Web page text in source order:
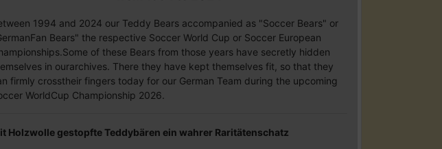
1994 and 2024 our Teddy Bears accompanied as "Soccer Bears" or
Bears" the respective Soccer World Cup or Soccer European
of these Bears from those years have secretly hidden
in ourarchives. There they have kept themselves fit, so that they
firmly crosstheir fingers today for our German Team during the upcoming
WorldCup Championship 2026.
Holzwolle gestopfte Teddybären ein wahrer Raritätenschatz